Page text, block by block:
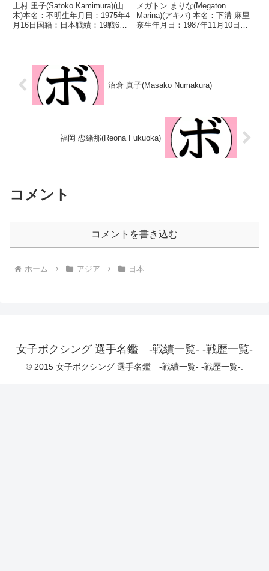
上村 里子(Satoko Kamimura)(山
木)本名：不明生年月日：1975年4
月16日国籍：日本戦績：19戦6勝
ラ)2004/02...
メガトン まりな(Megaton
Marina)(アキバ) 本名：下溝 麻里
奈生年月日：1987年11月10日国
沼倉 真子(Masako Numakura)
福岡 恋緒那(Reona Fukuoka)
コメント
コメントを書き込む
ホーム アジア 日本
女子ボクシング 選手名鑑 -戦績一覧- -戦歴一覧-
© 2015 女子ボクシング 選手名鑑 -戦績一覧- -戦歴一覧-.